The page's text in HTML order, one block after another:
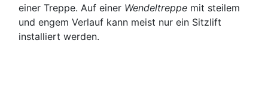
einer Treppe. Auf einer Wendeltreppe mit steilem
und engem Verlauf kann meist nur ein Sitzlift
installiert werden.